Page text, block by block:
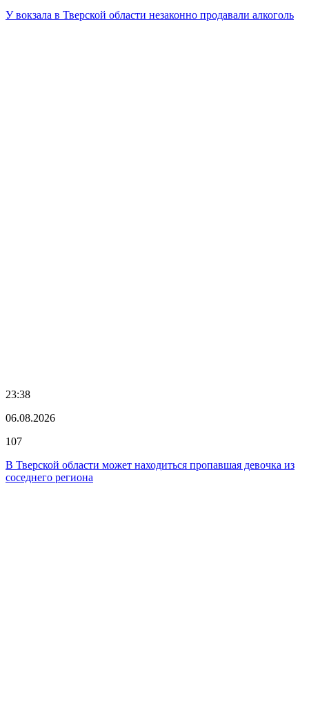
У вокзала в Тверской области незаконно продавали алкоголь
23:38
06.08.2026
107
В Тверской области может находиться пропавшая девочка из
соседнего региона